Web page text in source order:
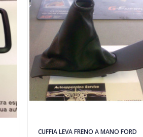
CUFFIA LEVA FRENO A MANO FORD